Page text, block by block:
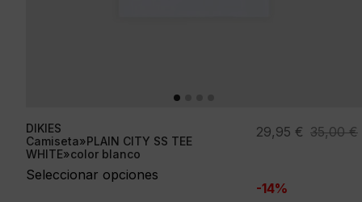
DIKIES
Camiseta»PLAIN CITY SS TEE
WHITE»color blanco
Seleccionar opciones
35,00€
El
era:
29,95 €
El
es:
-14%